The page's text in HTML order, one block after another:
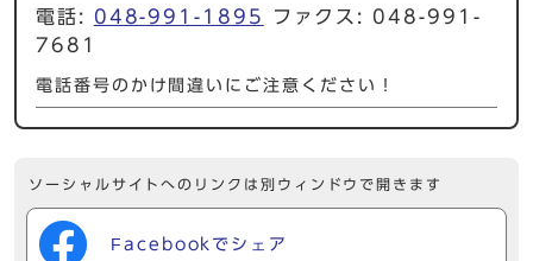
電話: 048-991-1895
ファクス: 048-991-
7681
電話番号のかけ間違いにご注意ください！
ソーシャルサイトへのリンクは別ウィンドウで開きます
Facebookでシェア